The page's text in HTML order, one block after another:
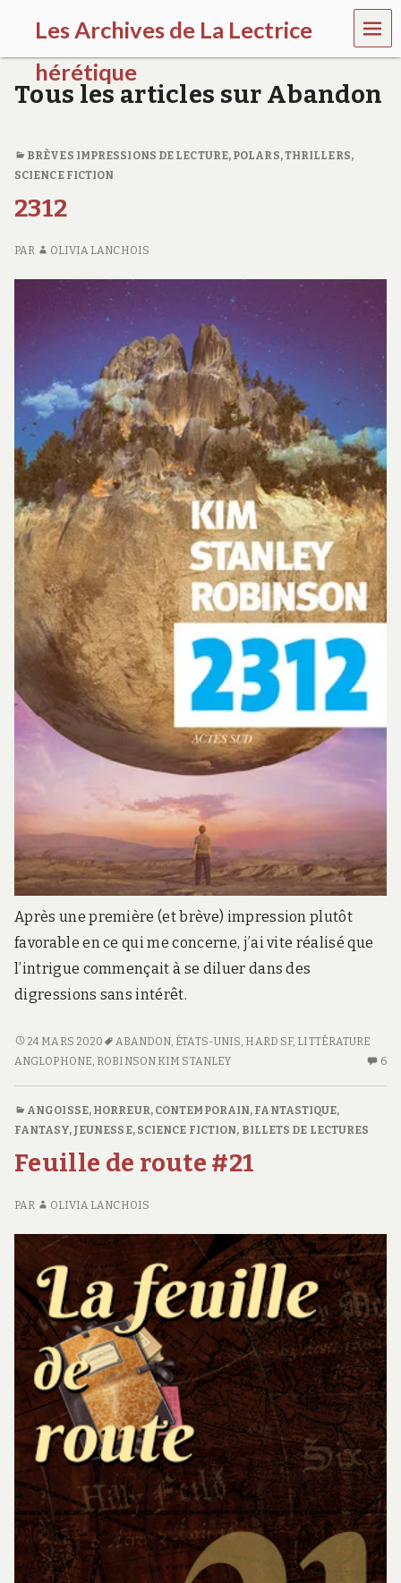
Les Archives de La Lectrice
hérétique
(
0
5
2
2
0
)
MEN
U
Tous les articles sur Abandon
BRÈVES IMPRESSIONS DE LECTURE, POLARS, THRILLERS,
SCIENCE FICTION
2312
PAR OLIVIA LANCHOIS
Après une première (et brève) impression plutôt
favorable en ce qui me concerne, j’ai vite réalisé que
l’intrigue commençait à se diluer dans des
digressions sans intérêt.
231224 MARS 2020 ABANDON, ÉTATS-UNIS, HARD SF, LITTÉRATURE
ANGLOPHONE, ROBINSON KIM STANLEY 6
ANGOISSE, HORREUR, CONTEMPORAIN, FANTASTIQUE,
FANTASY, JEUNESSE, SCIENCE FICTION, BILLETS DE LECTURES
Feuille de route #21
PAR OLIVIA LANCHOIS